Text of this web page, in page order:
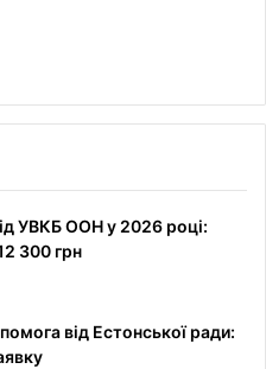
УВКБ ООН у 2026 році:
300 грн
від Естонської ради: